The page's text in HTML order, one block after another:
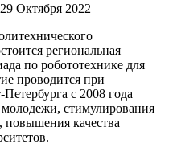
29 Октября 2022
региональная
по робототехнике для
проводится при
с 2008 года
стимулирования
повышения качества